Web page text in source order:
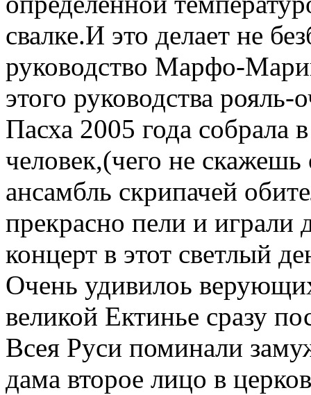
свалке.И это делает не
руководство Марфо-
этого руководства
Пасха 2005 года собрала
человек,(чего не
ансамбль скрипачей
прекрасно пели и играли
концерт в этот светлый
Очень удивилоь
великой Ектинье сразу
Всея Руси поминали
дама второе лицо в